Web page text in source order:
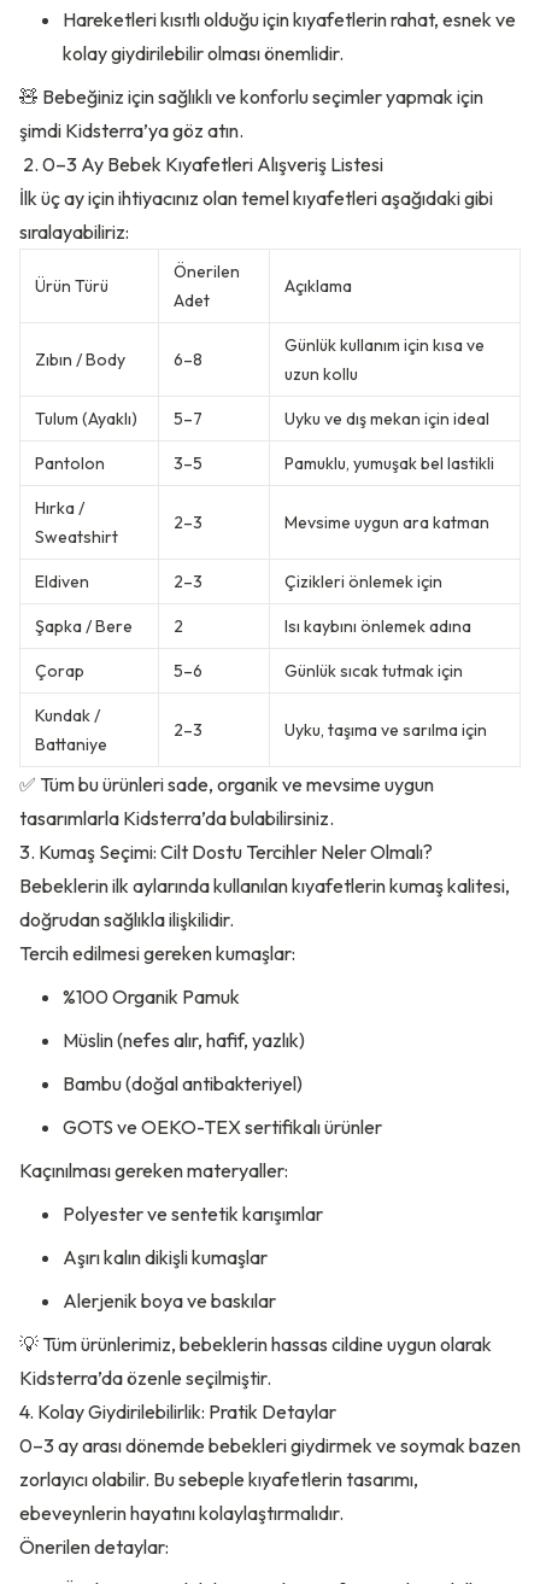
Hareketleri kısıtlı olduğu için kıyafetlerin rahat, esnek ve
kolay giydirilebilir olması önemlidir.
🧸 Bebeğiniz için sağlıklı ve konforlu seçimler yapmak için
şimdi Kidsterra’ya göz atın.
2. 0–3 Ay Bebek Kıyafetleri Alışveriş Listesi
İlk üç ay için ihtiyacınız olan temel kıyafetleri aşağıdaki gibi
sıralayabiliriz:
Ürün Türü
Önerilen
Adet
Açıklama
Zıbın / Body 6–8
Günlük kullanım için kısa ve
uzun kollu
Tulum (Ayaklı) 5–7 Uyku ve dış mekan için ideal
Pantolon 3–5 Pamuklu, yumuşak bel lastikli
Hırka /
Sweatshirt
2–3 Mevsime uygun ara katman
Eldiven 2–3 Çizikleri önlemek için
Şapka / Bere 2 Isı kaybını önlemek adına
Çorap 5–6 Günlük sıcak tutmak için
Kundak /
Battaniye
2–3 Uyku, taşıma ve sarılma için
✅ Tüm bu ürünleri sade, organik ve mevsime uygun
tasarımlarla Kidsterra’da bulabilirsiniz.
3. Kumaş Seçimi: Cilt Dostu Tercihler Neler Olmalı?
Bebeklerin ilk aylarında kullanılan kıyafetlerin kumaş kalitesi,
doğrudan sağlıkla ilişkilidir.
Tercih edilmesi gereken kumaşlar:
%100 Organik Pamuk
Müslin (nefes alır, hafif, yazlık)
Bambu (doğal antibakteriyel)
GOTS ve OEKO-TEX sertifikalı ürünler
Kaçınılması gereken materyaller:
Polyester ve sentetik karışımlar
Aşırı kalın dikişli kumaşlar
Alerjenik boya ve baskılar
💡 Tüm ürünlerimiz, bebeklerin hassas cildine uygun olarak
Kidsterra’da özenle seçilmiştir.
4. Kolay Giydirilebilirlik: Pratik Detaylar
0–3 ay arası dönemde bebekleri giydirmek ve soymak bazen
zorlayıcı olabilir. Bu sebeple kıyafetlerin tasarımı,
ebeveynlerin hayatını kolaylaştırmalıdır.
Önerilen detaylar: